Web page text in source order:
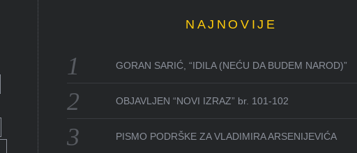
NAJNOVIJE
GORAN SARIĆ, “IDILA (NEĆU DA BUDEM NAROD)”
OBJAVLJEN “NOVI IZRAZ” br. 101-102
PISMO PODRŠKE ZA VLADIMIRA ARSENIJEVIĆA